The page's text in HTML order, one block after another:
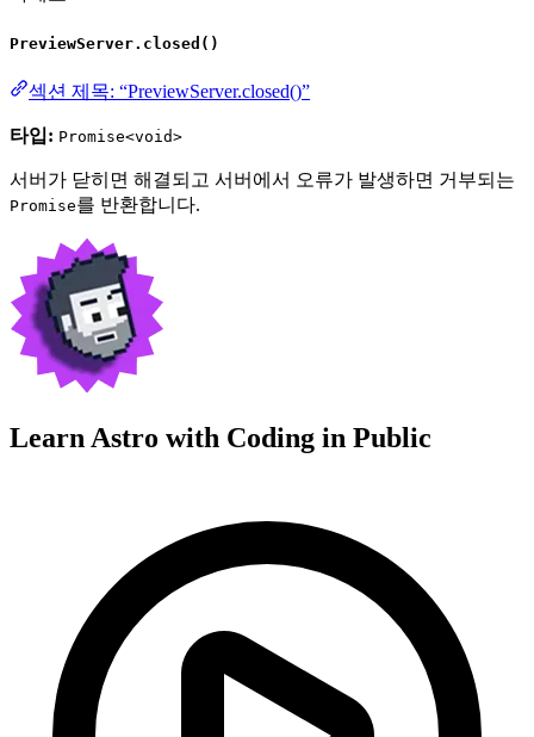
PreviewServer.closed()
섹션 제목: “PreviewServer.closed()”
타입: Promise<void>
서버가 닫히면 해결되고 서버에서 오류가 발생하면 거부되는
Promise를 반환합니다.
Learn Astro with Coding in Public